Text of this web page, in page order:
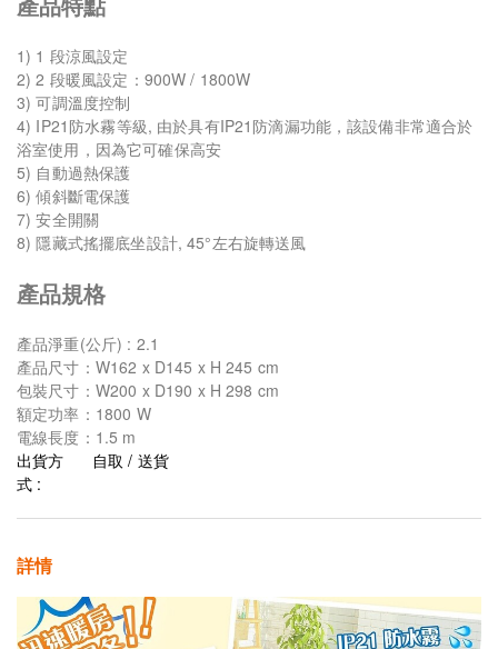
1) 1 段涼風設定
2) 2 段暖風設定：900W / 1800W
3) 可調溫度控制
4) IP21防水霧等級, 由於具有IP21防滴漏功能，該設備非常適合於
浴室使用，因為它可確保高安
5) 自動過熱保護
6) 傾斜斷電保護
7) 安全開關
8) 隱藏式搖擺底坐設計, 45°左右旋轉送風
產品規格
產品淨重(公斤) : 2.1
產品尺寸：W162 x D145 x H 245 cm
包裝尺寸：W200 x D190 x H 298 cm
額定功率：1800 W
電線長度：1.5 m
出貨方
式 :
自取 / 送貨
詳情